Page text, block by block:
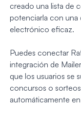
creado una lista de
potenciarla con una
electrónico eficaz.
Puedes conectar
integración de
que los usuarios se
concursos o
automáticamente